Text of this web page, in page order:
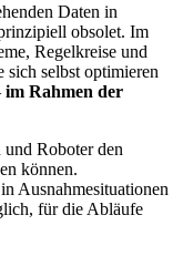
Daten in
obsolet. Im
Regelkreise und
sich selbst optimieren
im Rahmen der
und Roboter den
können.
Ausnahmesituationen
für die Abläufe